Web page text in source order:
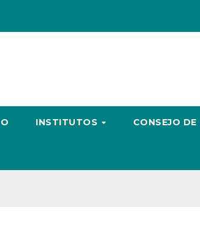
INSTITUTOS CONSEJO